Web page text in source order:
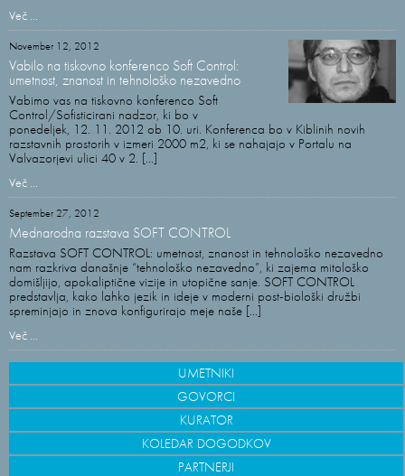
Več ...
November 12, 2012
Vabilo na tiskovno konferenco Soft Control:
umetnost, znanost in tehnološko nezavedno
Vabimo vas na tiskovno konferenco Soft
Control/Sofisticirani nadzor, ki bo v
ponedeljek, 12. 11. 2012 ob 10. uri. Konferenca bo v Kiblinih novih
razstavnih prostorih v izmeri 2000 m2, ki se nahajajo v Portalu na
Valvazorjevi ulici 40 v 2. [...]
Več ...
September 27, 2012
Mednarodna razstava SOFT CONTROL
Razstava SOFT CONTROL: umetnost, znanost in tehnološko nezavedno
nam razkriva današnje “tehnološko nezavedno”, ki zajema mitološko
domišljijo, apokaliptične vizije in utopične sanje. SOFT CONTROL
predstavlja, kako lahko jezik in ideje v moderni post-biološki družbi
spreminjajo in znova konfigurirajo meje naše [...]
Več ...
UMETNIKI
GOVORCI
KURATOR
KOLEDAR DOGODKOV
PARTNERJI